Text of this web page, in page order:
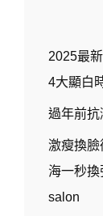
2025最
4大顯白
過年前抗
激瘦換臉
海一秒
salon